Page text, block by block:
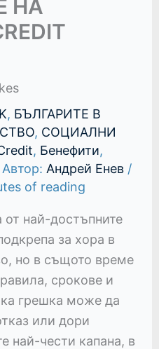
НА
, БЪЛГАРИТЕ В
, СОЦИАЛНИ
, Бенефити,
Андрей Енев /
of reading
от най-достъпните
за хора в
но в същото време
срокове и
грешка може да
или дори
най-чести капана, в